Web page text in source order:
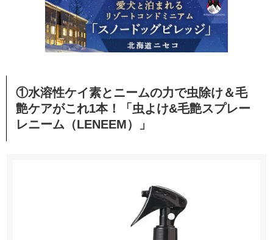
①水溶性ケイ素とニームの力で虫除け＆毛
艶ケアがこれ1本！「虫よけ&毛艶スプレー
レニーム（LENEEM）」